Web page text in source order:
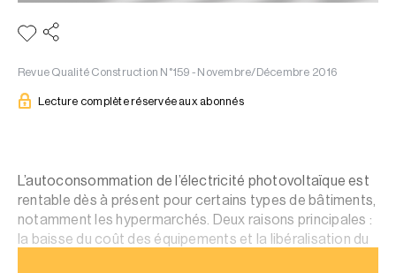
Revue Qualité Construction N°159 - Novembre/Décembre 2016
Lecture complète réservée aux abonnés
L’autoconsommation de l’électricité photovoltaïque est
rentable dès à présent pour certains types de bâtiments,
notamment les hypermarchés. Deux raisons principales :
la baisse du coût des équipements et la libéralisation du